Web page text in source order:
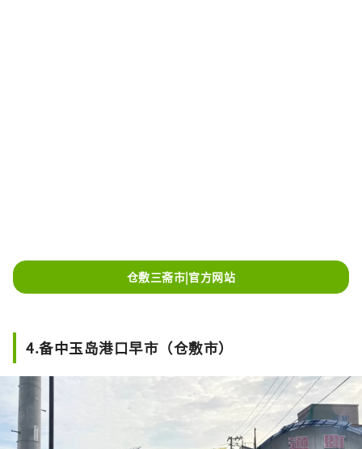
仓敷三斋市|官方网站
4.备中玉岛港口早市（仓敷市）